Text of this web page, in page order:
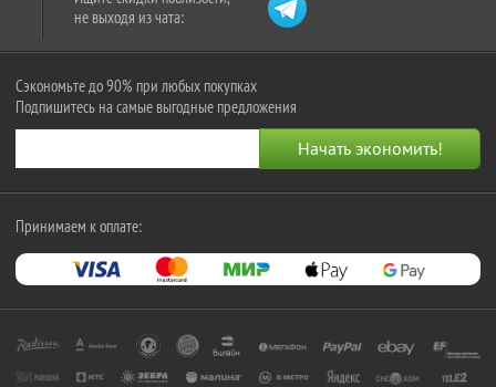
не выходя из чата:
Сэкономьте до 90% при любых покупках
Подпишитесь на самые выгодные предложения
Принимаем к оплате: